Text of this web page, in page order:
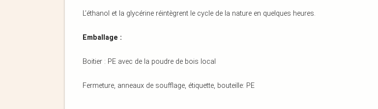
L’éthanol et la glycérine réintègrent le cycle de la nature en quelques heures.
Emballage :
Boitier : PE avec de la poudre de bois local
Fermeture, anneaux de soufflage, étiquette, bouteille: PE